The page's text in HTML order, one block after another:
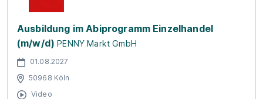
Ausbildung im Abiprogramm Einzelhandel
(m/w/d) PENNY Markt GmbH
01.08.2027
50968 Köln
Video